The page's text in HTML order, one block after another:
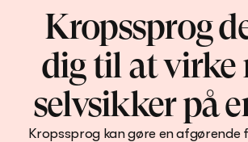
Kropssprog
dig til at virke
selvsikker på
Kropssprog kan gøre en afgørende